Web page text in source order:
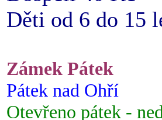
Děti od 6 do 15
Zámek Pátek
Pátek nad Ohří
Otevřeno pátek -